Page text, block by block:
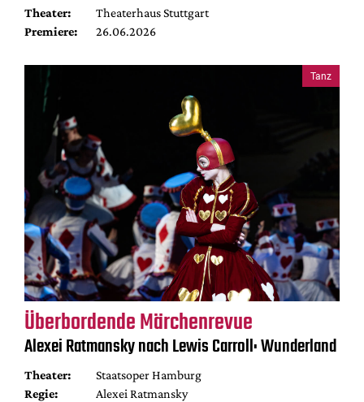
Theater:
Theaterhaus Stuttgart
Premiere:
26.06.2026
Tanz
Überbordende Märchenrevue
Alexei Ratmansky nach Lewis Carroll: Wunderland
Theater:
Staatsoper Hamburg
Regie:
Alexei Ratmansky